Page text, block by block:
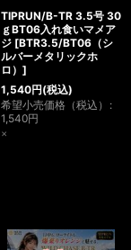
TIPRUN/B-TR 3.5号 30
ｇBT06入れ食いマメア
ジ [BTR3.5/BT06（シ
ルバーメタリックホ
ロ） ]
1,540円(税込)
希望小売価格（税込） :
1,540円
×